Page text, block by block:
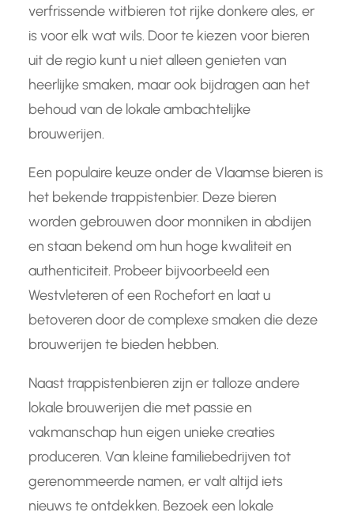
verfrissende witbieren tot rijke donkere ales, er
is voor elk wat wils. Door te kiezen voor bieren
uit de regio kunt u niet alleen genieten van
heerlijke smaken, maar ook bijdragen aan het
behoud van de lokale ambachtelijke
brouwerijen.
Een populaire keuze onder de Vlaamse bieren is
het bekende trappistenbier. Deze bieren
worden gebrouwen door monniken in abdijen
en staan bekend om hun hoge kwaliteit en
authenticiteit. Probeer bijvoorbeeld een
Westvleteren of een Rochefort en laat u
betoveren door de complexe smaken die deze
brouwerijen te bieden hebben.
Naast trappistenbieren zijn er talloze andere
lokale brouwerijen die met passie en
vakmanschap hun eigen unieke creaties
produceren. Van kleine familiebedrijven tot
gerenommeerde namen, er valt altijd iets
nieuws te ontdekken. Bezoek een lokale